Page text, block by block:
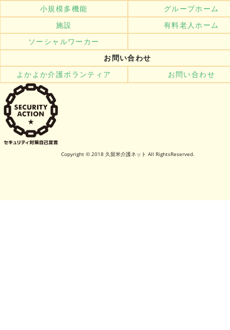
小規模多機能
グループホーム
施設
有料老人ホーム
ソーシャルワーカー
お問い合わせ
よかよか介護ボランティア
お問い合わせ
Copyright © 2018 久留米介護ネット All RightsReserved.